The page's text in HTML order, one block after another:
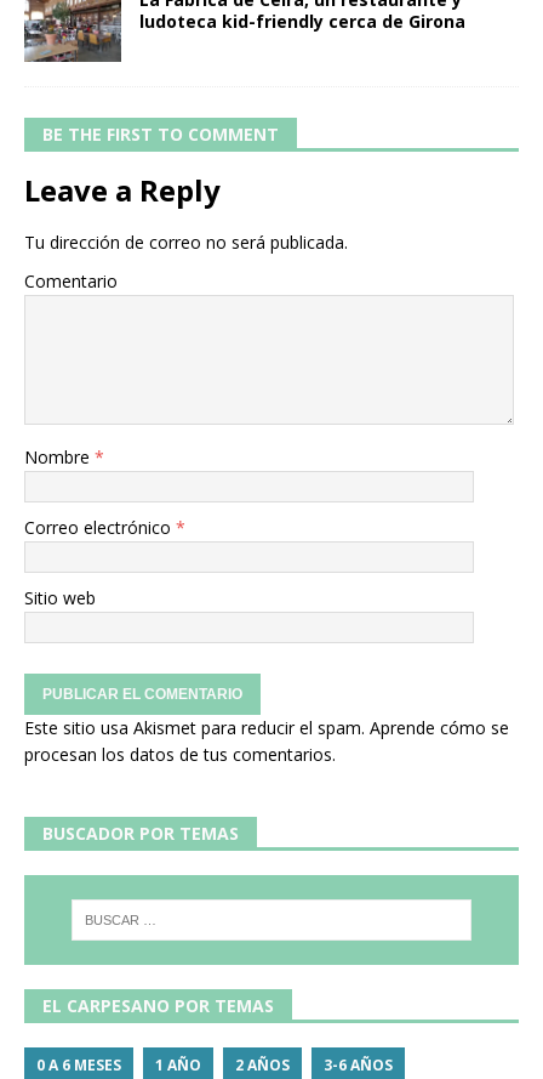
ludoteca kid-friendly cerca de Girona
BE THE FIRST TO COMMENT
Leave a Reply
Tu dirección de correo no será publicada.
Comentario
Nombre *
Correo electrónico *
Sitio web
Este sitio usa Akismet para reducir el spam. Aprende cómo se
procesan los datos de tus comentarios.
BUSCADOR POR TEMAS
EL CARPESANO POR TEMAS
0 A 6 MESES 1 AÑO 2 AÑOS 3-6 AÑOS